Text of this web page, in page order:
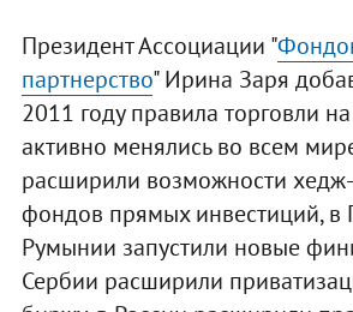
Президент Ассоциации "
партнерство" Ирина Заря
2011 году правила торговли
активно менялись во всем
расширили возможности
фондов прямых инвестиций, в
Румынии запустили новые
Сербии расширили